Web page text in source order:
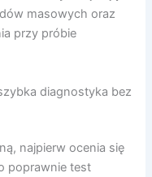
masowych oraz
przy próbie
diagnostyka bez
najpierw ocenia się
poprawnie test